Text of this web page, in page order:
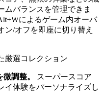
ムバランスを管理できま
によるゲーム内オーバ
ン/オフを即座に切り替え
厳選コレクション
調整。
スーパースコア
イ体験をパーソナライズし